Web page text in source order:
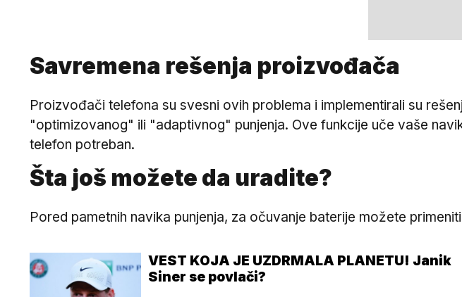
Savremena rešenja proizvođača
Proizvođači telefona su svesni ovih problema i implementirali su
"optimizovanog" ili "adaptivnog" punjenja. Ove funkcije uče vaše
telefon potreban.
Šta još možete da uradite?
Pored pametnih navika punjenja, za očuvanje baterije možete
VEST KOJA JE UZDRMALA PLANETU! Janik
Siner se povlači?